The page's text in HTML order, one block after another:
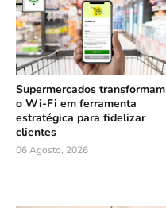
Supermercados transformam
o Wi-Fi em ferramenta
estratégica para fidelizar
clientes
06 Agosto, 2026